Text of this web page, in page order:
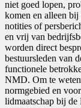
niet goed lopen,
komen en alleen
notities of
en vrij van
worden direct
bestuursleden van
functionele
NMD. Om te
normgebied en
lidmaatschap bij